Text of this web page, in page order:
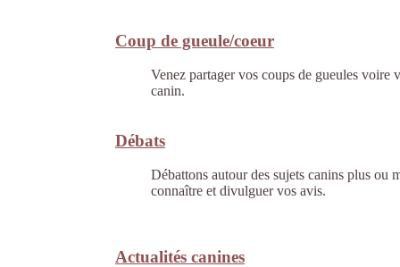
Coup de gueule/coeur
Venez partager vos coups de gueules voire
canin.
Débats
Débattons autour des sujets canins plus ou
connaître et divulguer vos avis.
Actualités canines